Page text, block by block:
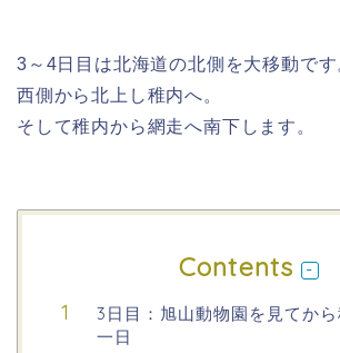
3～4日目は北海道の北側を大移動です
西側から北上し稚内へ。
そして稚内から網走へ南下します。
Contents
3日目：旭山動物園を見てか
一日